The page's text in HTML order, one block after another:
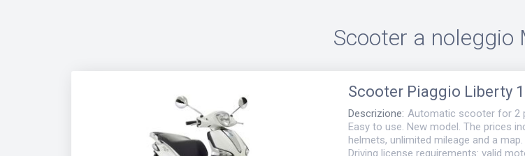
Scooter a noleggio
Scooter Piaggio Liberty
Descrizione: Automatic scooter for 2
Easy to use. New model. The prices
helmets, unlimited mileage and a map.
Driving license requirements: valid